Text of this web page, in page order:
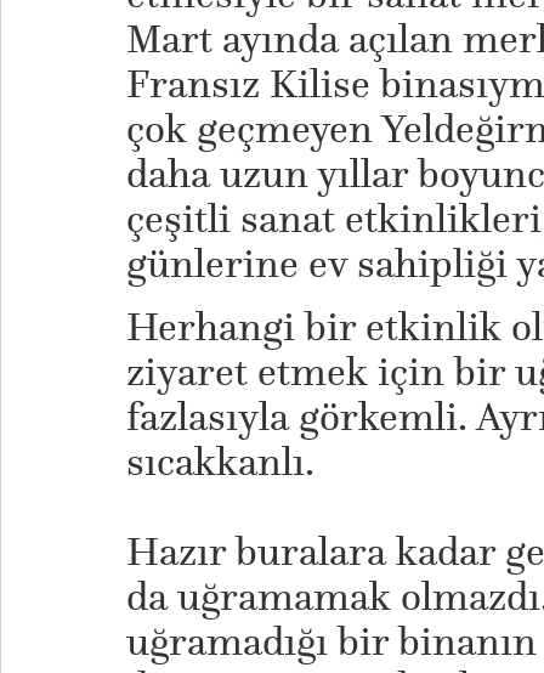
Mart ayında açılan
Fransız Kilise
çok geçmeyen
daha uzun yıllar
çeşitli sanat
günlerine ev sahipliği
Herhangi bir etkinlik
ziyaret etmek için bir
fazlasıyla görkemli.
sıcakkanlı.
Hazır buralara kadar
da uğramamak
uğramadığı bir